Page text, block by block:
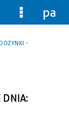
-
DNIA:
Menu